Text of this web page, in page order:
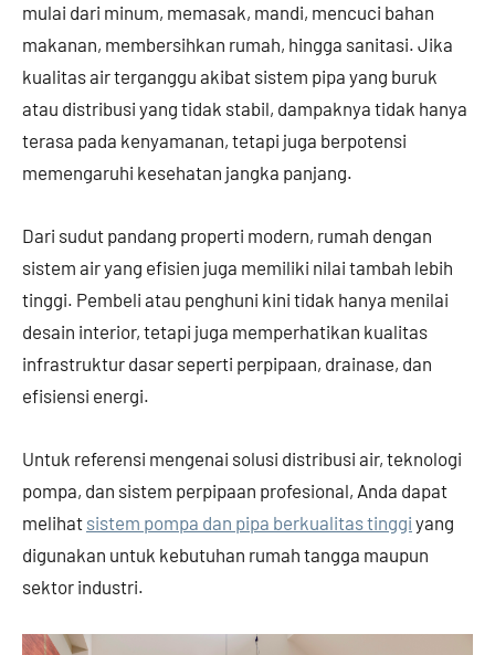
mulai dari minum, memasak, mandi, mencuci bahan
makanan, membersihkan rumah, hingga sanitasi. Jika
kualitas air terganggu akibat sistem pipa yang buruk
atau distribusi yang tidak stabil, dampaknya tidak hanya
terasa pada kenyamanan, tetapi juga berpotensi
memengaruhi kesehatan jangka panjang.
Dari sudut pandang properti modern, rumah dengan
sistem air yang efisien juga memiliki nilai tambah lebih
tinggi. Pembeli atau penghuni kini tidak hanya menilai
desain interior, tetapi juga memperhatikan kualitas
infrastruktur dasar seperti perpipaan, drainase, dan
efisiensi energi.
Untuk referensi mengenai solusi distribusi air, teknologi
pompa, dan sistem perpipaan profesional, Anda dapat
melihat sistem pompa dan pipa berkualitas tinggi yang
digunakan untuk kebutuhan rumah tangga maupun
sektor industri.